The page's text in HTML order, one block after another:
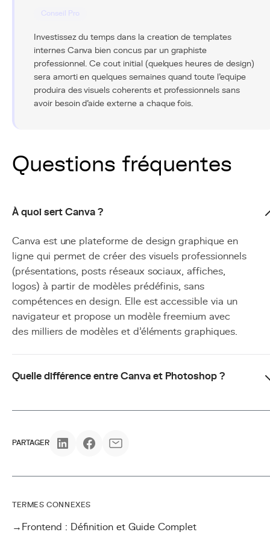
Conseil Pro
Investissez du temps dans la creation de templates
internes Canva bien concus par un graphiste
professionnel. Ce cout initial (quelques heures de design)
sera amorti en quelques semaines quand toute l'equipe
produira des visuels coherents et professionnels sans
avoir besoin d'aide externe a chaque fois.
Questions fréquentes
À quoi sert Canva ?
Canva est une plateforme de design graphique en
ligne qui permet de créer des visuels professionnels
(présentations, posts réseaux sociaux, affiches,
logos) à partir de modèles prédéfinis, sans
compétences en design. Elle est accessible via un
navigateur et propose un modèle freemium avec
des milliers de modèles et d'éléments graphiques.
Quelle différence entre Canva et Photoshop ?
PARTAGER
TERMES CONNEXES
→ Frontend : Définition et Guide Complet